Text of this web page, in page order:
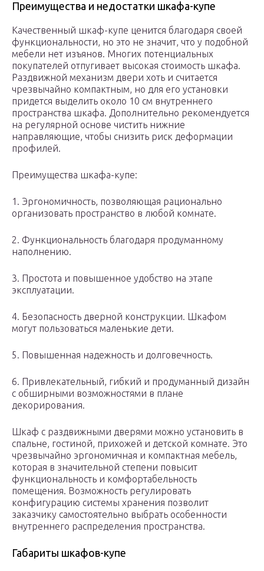
Преимущества и недостатки шкафа-купе
Качественный шкаф-купе ценится благодаря своей
функциональности, но это не значит, что у подобной
мебели нет изъянов. Многих потенциальных
покупателей отпугивает высокая стоимость шкафа.
Раздвижной механизм двери хоть и считается
чрезвычайно компактным, но для его установки
придется выделить около 10 см внутреннего
пространства шкафа. Дополнительно рекомендуется
на регулярной основе чистить нижние
направляющие, чтобы снизить риск деформации
профилей.
Преимущества шкафа-купе:
1. Эргономичность, позволяющая рационально
организовать пространство в любой комнате.
2. Функциональность благодаря продуманному
наполнению.
3. Простота и повышенное удобство на этапе
эксплуатации.
4. Безопасность дверной конструкции. Шкафом
могут пользоваться маленькие дети.
5. Повышенная надежность и долговечность.
6. Привлекательный, гибкий и продуманный дизайн
с обширными возможностями в плане
декорирования.
Шкаф с раздвижными дверями можно установить в
спальне, гостиной, прихожей и детской комнате. Это
чрезвычайно эргономичная и компактная мебель,
которая в значительной степени повысит
функциональность и комфортабельность
помещения. Возможность регулировать
конфигурацию системы хранения позволит
заказчику самостоятельно выбрать особенности
внутреннего распределения пространства.
Габариты шкафов-купе